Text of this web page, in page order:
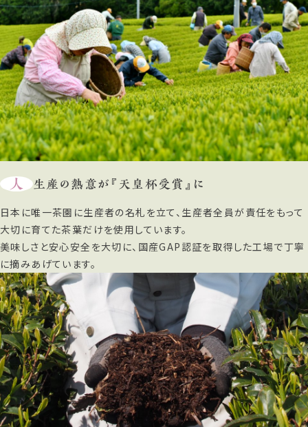
人 生産の熱意が『天皇杯受賞』に
日本に唯一茶園に生産者の名札を立て、生産者全員が責任をもって
大切に育てた茶葉だけを使用しています。
美味しさと安心安全を大切に、国産GAP認証を取得した工場で丁寧
に摘みあげています。